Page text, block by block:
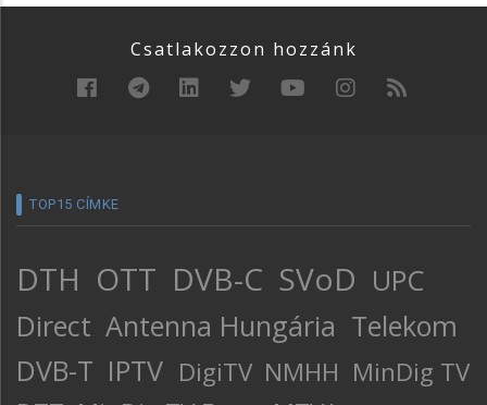
Csatlakozzon hozzánk
TOP15 CÍMKE
DTH OTT DVB-C SVoD UPC
Direct Antenna Hungária Telekom
DVB-T IPTV DigiTV NMHH MinDig TV